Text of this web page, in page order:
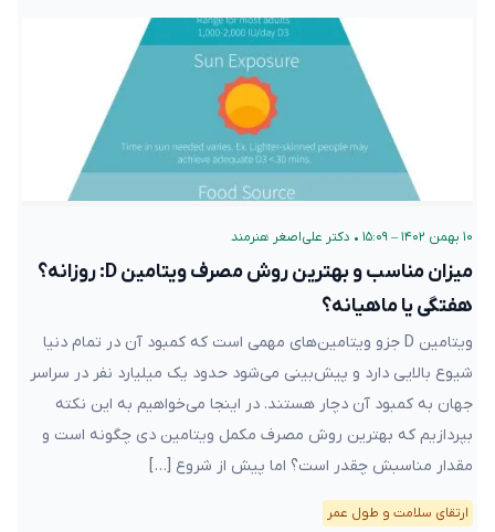
۱۰ بهمن ۱۴۰۲ – ۱۵:۰۹ • دکتر علی‌اصغر هنرمند
میزان مناسب و بهترین روش مصرف ویتامین D: روزانه؟
هفتگی یا ماهیانه؟
ویتامین D جزو ویتامین‌های مهمی است که کمبود آن در تمام دنیا
شیوع بالایی دارد و پیش‌بینی می‌شود حدود یک میلیارد نفر در سراسر
جهان به کمبود آن دچار هستند. در اینجا می‌خواهیم به این نکته
بپردازیم که بهترین روش مصرف مکمل ویتامین دی چگونه است و
مقدار مناسبش چقدر است؟ اما پیش از شروع […]
ارتقای سلامت و طول عمر